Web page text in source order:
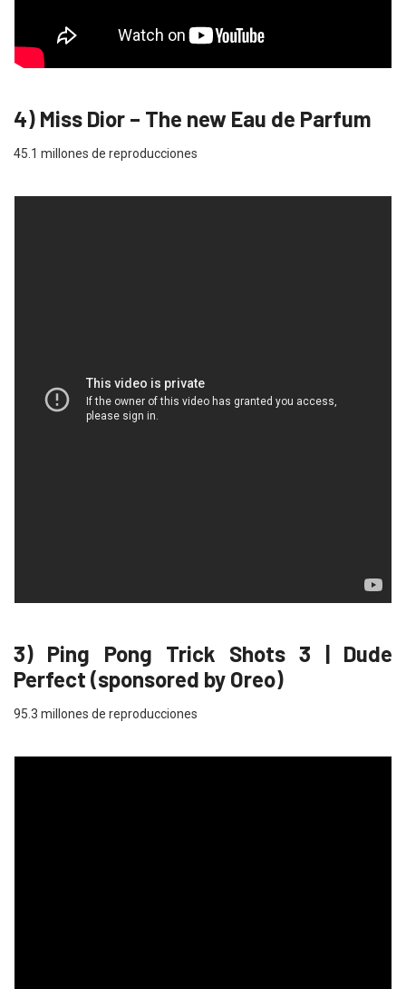
4) Miss Dior – The new Eau de Parfum
45.1 millones de reproducciones
3) Ping Pong Trick Shots 3 | Dude
Perfect (sponsored by Oreo)
95.3 millones de reproducciones